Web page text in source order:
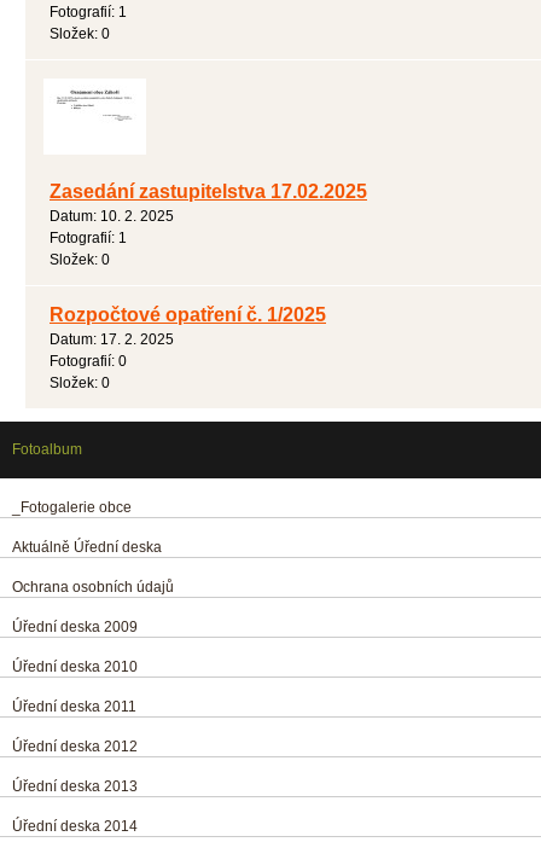
Fotografií: 1
Složek: 0
Zasedání zastupitelstva 17.02.2025
Datum: 10. 2. 2025
Fotografií: 1
Složek: 0
Rozpočtové opatření č. 1/2025
Datum: 17. 2. 2025
Fotografií: 0
Složek: 0
Fotoalbum
_Fotogalerie obce
Aktuálně Úřední deska
Ochrana osobních údajů
Úřední deska 2009
Úřední deska 2010
Úřední deska 2011
Úřední deska 2012
Úřední deska 2013
Úřední deska 2014